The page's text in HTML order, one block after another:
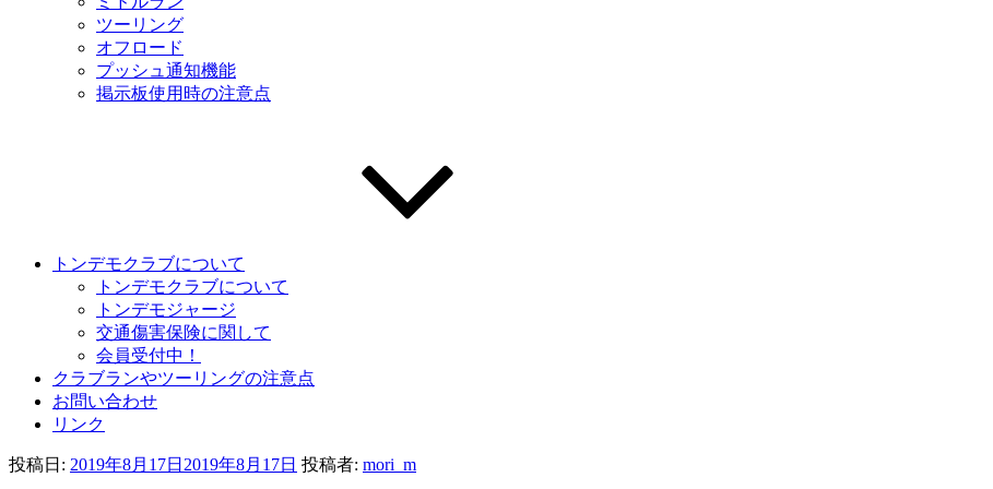
ツーリング
オフロード
プッシュ通知機能
掲示板使用時の注意点
トンデモクラブについて
トンデモクラブについて
トンデモジャージ
交通傷害保険に関して
会員受付中！
クラブランやツーリングの注意点
お問い合わせ
リンク
投稿日: 2019年8月17日 2019年8月17日 投稿者: mori_m